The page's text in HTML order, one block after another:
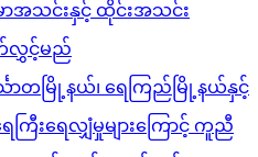
ာအသင်းနှင့် ထိုင်းအသင်း
လွှင့်မည်
သာတမြို့နယ်၊ ရေကြည်မြို့နယ်နှင့်
ြီးရေလျှံမှုများကြောင့် ကူညီ